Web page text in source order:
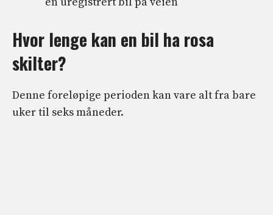
Hvor lenge kan en bil ha rosa
skilter?
Denne foreløpige perioden kan vare alt fra bare
uker til seks måneder.